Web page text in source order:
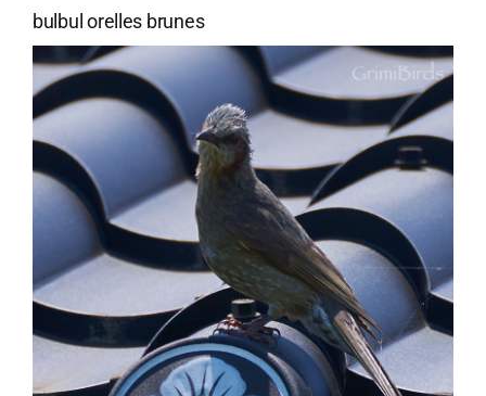
bulbul orelles brunes